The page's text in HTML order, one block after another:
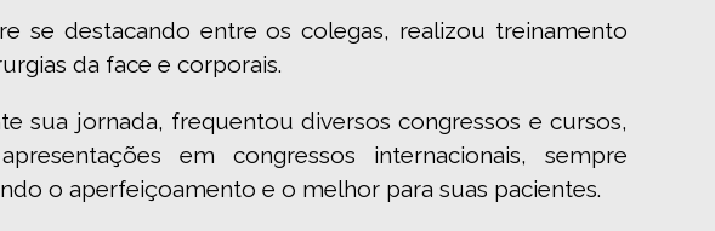
se destacando entre os colegas, realizou treinamento
da face e corporais.
sua jornada, frequentou diversos congressos e cursos,
em congressos internacionais, sempre
o aperfeiçoamento e o melhor para suas pacientes.